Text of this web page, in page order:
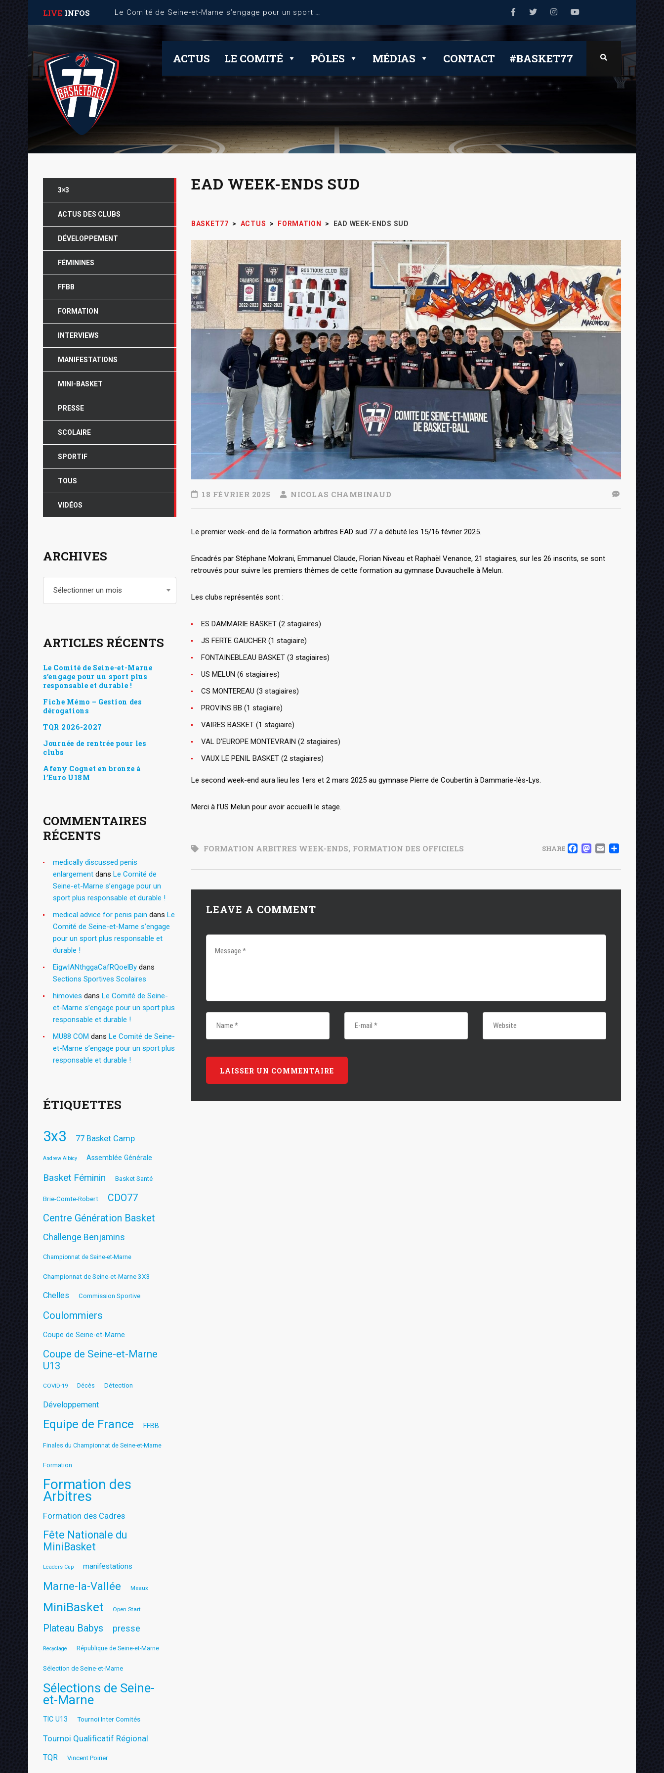
LIVE INFOS Fiche Mémo – Gestion des dérogations
ACTUS LE COMITÉ PÔLES MÉDIAS CONTACT #BASKET77
EAD WEEK-ENDS SUD
BASKET77 > ACTUS > FORMATION > EAD WEEK-ENDS SUD
18 FÉVRIER 2025 NICOLAS CHAMBINAUD
Le premier week-end de la formation arbitres EAD sud 77 a débuté les 15/16 février 2025.
Encadrés par Stéphane Mokrani, Emmanuel Claude, Florian Niveau et Raphaël Venance, 21 stagiaires, sur les 26 inscrits, se sont
retrouvés pour suivre les premiers thèmes de cette formation au gymnase Duvauchelle à Melun.
Les clubs représentés sont :
ES DAMMARIE BASKET (2 stagiaires)
JS FERTE GAUCHER (1 stagiaire)
FONTAINEBLEAU BASKET (3 stagiaires)
US MELUN (6 stagiaires)
CS MONTEREAU (3 stagiaires)
PROVINS BB (1 stagiaire)
VAIRES BASKET (1 stagiaire)
VAL D’EUROPE MONTEVRAIN (2 stagiaires)
VAUX LE PENIL BASKET (2 stagiaires)
Le second week-end aura lieu les 1ers et 2 mars 2025 au gymnase Pierre de Coubertin à Dammarie-lès-Lys.
Merci à l’US Melun pour avoir accueilli le stage.
FORMATION ARBITRES WEEK-ENDS, FORMATION DES OFFICIELS SHARE FACEBOOK
EMAIL
LEAVE A COMMENT
3×3
ACTUS DES CLUBS
DÉVELOPPEMENT
FÉMININES
FFBB
FORMATION
INTERVIEWS
MANIFESTATIONS
MINI-BASKET
PRESSE
SCOLAIRE
SPORTIF
TOUS
VIDÉOS
ARCHIVES
Sélectionner un mois
ARTICLES RÉCENTS
Le Comité de Seine-et-Marne
s’engage pour un sport plus
responsable et durable !
Fiche Mémo – Gestion des
dérogations
TQR 2026-2027
Journée de rentrée pour les
clubs
Afeny Cognet en bronze à
l’Euro U18M
COMMENTAIRES
RÉCENTS
medically discussed penis
enlargement dans Le Comité de
Seine-et-Marne s’engage pour un
sport plus responsable et durable !
medical advice for penis pain dans Le
Comité de Seine-et-Marne s’engage
pour un sport plus responsable et
durable !
EigwIANthggaCafRQoelBy dans
Sections Sportives Scolaires
himovies dans Le Comité de Seine-
et-Marne s’engage pour un sport plus
responsable et durable !
MU88 COM dans Le Comité de Seine-
et-Marne s’engage pour un sport plus
responsable et durable !
ÉTIQUETTES
3x3 77 Basket Camp
Andrew Albicy Assemblée Générale
Basket Féminin Basket Santé
Brie-Comte-Robert CDO77
Centre Génération Basket
Challenge Benjamins
Championnat de Seine-et-Marne
Championnat de Seine-et-Marne 3X3
Chelles Commission Sportive
Coulommiers
Coupe de Seine-et-Marne
Coupe de Seine-et-Marne
U13
COVID-19 Décès Détection
Développement
Equipe de France FFBB
Finales du Championnat de Seine-et-Marne
Formation
Formation des
Arbitres
Formation des Cadres
Fête Nationale du
MiniBasket
Leaders Cup manifestations
Marne-la-Vallée Meaux
MiniBasket Open Start
Plateau Babys presse
Recyclage République de Seine-et-Marne
Sélection de Seine-et-Marne
Sélections de Seine-
et-Marne
TIC U13 Tournoi Inter Comités
Tournoi Qualificatif Régional
TQR Vincent Poirier